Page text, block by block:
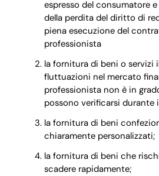
espresso del consumatore
della perdita del diritto di
piena esecuzione del
professionista
la fornitura di beni o servizi
fluttuazioni nel mercato
professionista non è in
possono verificarsi durante
la fornitura di beni
chiaramente personalizzati;
la fornitura di beni che
scadere rapidamente;